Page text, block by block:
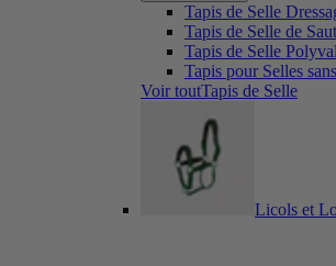
Tapis de Selle
Tapis de Selle de Saut
Tapis de Selle
Tapis pour Selles
Voir toutTapis de Selle
Licols et